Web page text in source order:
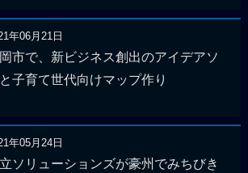
年06月21日
市で、新ビジネス創出のアイデアソ
子育て世代向けマップ作り
年05月24日
ソリューションズが豪州でみちびき